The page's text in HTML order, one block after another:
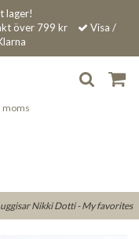
lager!
över 799 kr
Visa /
moms
Nikki Dotti - My favorites